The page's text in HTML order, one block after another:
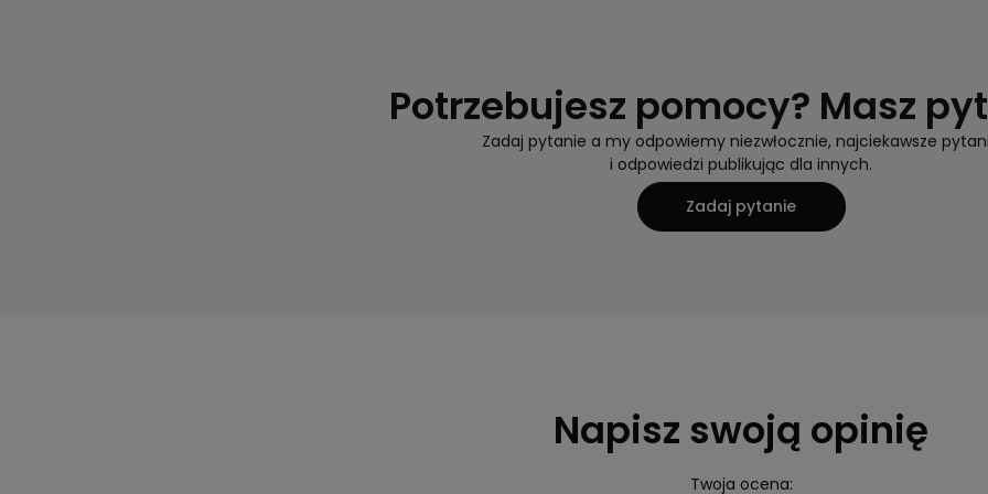
Potrzebujesz pomocy? Masz
Zadaj pytanie a my odpowiemy niezwłocznie, najciekawsze
i odpowiedzi publikując dla innych.
Zadaj pytanie
Napisz swoją opinię
Twoja ocena: